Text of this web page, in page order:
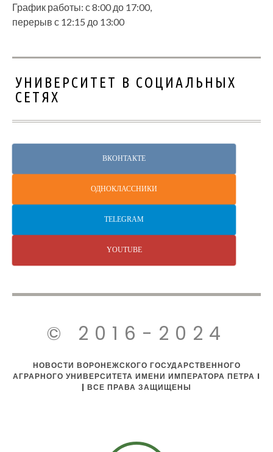
График работы: с 8:00 до 17:00,
перерыв с 12:15 до 13:00
УНИВЕРСИТЕТ В СОЦИАЛЬНЫХ
СЕТЯХ
ВКОНТАКТЕ
ОДНОКЛАССНИКИ
TELEGRAM
YOUTUBE
© 2016-2024
НОВОСТИ ВОРОНЕЖСКОГО ГОСУДАРСТВЕННОГО
АГРАРНОГО УНИВЕРСИТЕТА ИМЕНИ ИМПЕРАТОРА ПЕТРА I
| ВСЕ ПРАВА ЗАЩИЩЕНЫ